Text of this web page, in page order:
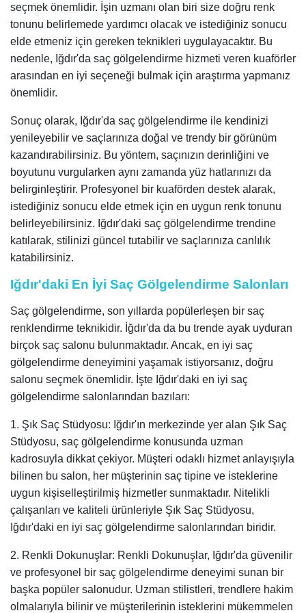
seçmek önemlidir. İşin uzmanı olan biri size doğru renk
tonunu belirlemede yardımcı olacak ve istediğiniz sonucu
elde etmeniz için gereken teknikleri uygulayacaktır. Bu
nedenle, Iğdır'da saç gölgelendirme hizmeti veren kuaförler
arasından en iyi seçeneği bulmak için araştırma yapmanız
önemlidir.
Sonuç olarak, Iğdır'da saç gölgelendirme ile kendinizi
yenileyebilir ve saçlarınıza doğal ve trendy bir görünüm
kazandırabilirsiniz. Bu yöntem, saçınızın derinliğini ve
boyutunu vurgularken aynı zamanda yüz hatlarınızı da
belirginleştirir. Profesyonel bir kuaförden destek alarak,
istediğiniz sonucu elde etmek için en uygun renk tonunu
belirleyebilirsiniz. Iğdır'daki saç gölgelendirme trendine
katılarak, stilinizi güncel tutabilir ve saçlarınıza canlılık
katabilirsiniz.
Iğdır'daki En İyi Saç Gölgelendirme Salonları
Saç gölgelendirme, son yıllarda popülerleşen bir saç
renklendirme teknikidir. İğdır'da da bu trende ayak uyduran
birçok saç salonu bulunmaktadır. Ancak, en iyi saç
gölgelendirme deneyimini yaşamak istiyorsanız, doğru
salonu seçmek önemlidir. İşte Iğdır'daki en iyi saç
gölgelendirme salonlarından bazıları:
1. Şık Saç Stüdyosu: Iğdır'ın merkezinde yer alan Şık Saç
Stüdyosu, saç gölgelendirme konusunda uzman
kadrosuyla dikkat çekiyor. Müşteri odaklı hizmet anlayışıyla
bilinen bu salon, her müşterinin saç tipine ve isteklerine
uygun kişiselleştirilmiş hizmetler sunmaktadır. Nitelikli
çalışanları ve kaliteli ürünleriyle Şık Saç Stüdyosu,
Iğdır'daki en iyi saç gölgelendirme salonlarından biridir.
2. Renkli Dokunuşlar: Renkli Dokunuşlar, Iğdır'da güvenilir
ve profesyonel bir saç gölgelendirme deneyimi sunan bir
başka popüler salonudur. Uzman stilistleri, trendlere hakim
olmalarıyla bilinir ve müşterilerinin isteklerini mükemmelen